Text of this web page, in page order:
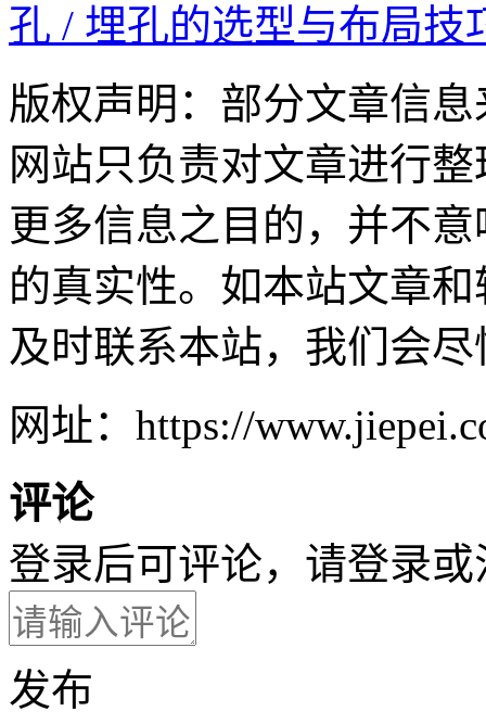
孔 / 埋孔的选型与布局技
版权声明：部分文章信
网站只负责对文章进行
更多信息之目的，并不
的真实性。如本站文章
及时联系本站，我们会
网址：https://
评论
登录后可评论，请登录或
发布